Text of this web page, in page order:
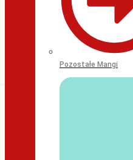
Pozostałe Mangi